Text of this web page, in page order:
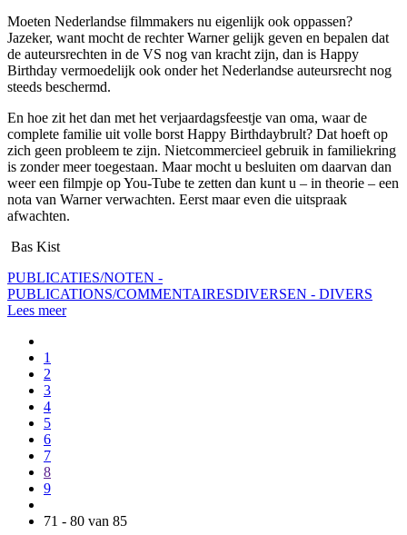
Moeten Nederlandse filmmakers nu eigenlijk ook oppassen?
Jazeker, want mocht de rechter Warner gelijk geven en bepalen dat
de auteursrechten in de VS nog van kracht zijn, dan is Happy
Birthday vermoedelijk ook onder het Nederlandse auteursrecht nog
steeds beschermd.
En hoe zit het dan met het verjaardagsfeestje van oma, waar de
complete familie uit volle borst Happy Birthdaybrult? Dat hoeft op
zich geen probleem te zijn. Nietcommercieel gebruik in familiekring
is zonder meer toegestaan. Maar mocht u besluiten om daarvan dan
weer een filmpje op You-Tube te zetten dan kunt u – in theorie – een
nota van Warner verwachten. Eerst maar even die uitspraak
afwachten.
Bas Kist
PUBLICATIES/NOTEN -
PUBLICATIONS/COMMENTAIRESDIVERSEN - DIVERS
Lees meer
1
2
3
4
5
6
7
8
9
71 - 80 van 85